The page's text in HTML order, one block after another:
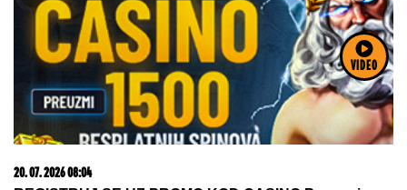
VIDEO
20. 07. 2026 08:04